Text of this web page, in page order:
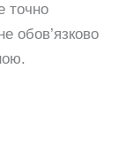
точно
обов’язково